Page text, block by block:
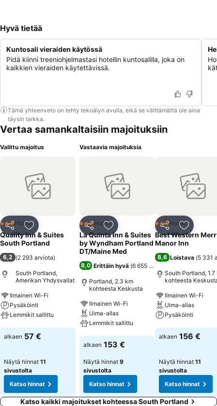
Hyvä tietää
Kuntosali vieraiden käytössä
Pidä kiinni treeniohjelmastasi hotellin kuntosalilla, joka on
kaikkien vieraiden käytettävissä.
Tämä yhteenveto on tehty tekoälyn avulla, eikä se välttämättä ole aina
täysin tarkka.
Vertaa samankaltaisiin majoituksiin
Valittu majoitus
Jaa Lisää suosikkeihin
3 Tähtiluokitus
Hotelli
Quality Inn & Suites
South Portland
6,2 (2 293 arviota)
South Portland,
Amerikan Yhdysvallat
Ilmainen Wi-Fi
Pysäköinti
Lemmikit sallittu
Katso hinnat
alkaen 57 €
Näytä hinnat 11
sivustolta
Katso hinnat
Vastaavia majoituksia
Jaa Lisää suosikkeihin
3 Tähtiluokitus
Hotelli
La Quinta Inn & Suites
by Wyndham Portland
DT/Maine Med
8,0 Erittäin hyvä (6 655 arviota
Portland, 2.3 km
kohteesta Keskusta
Ilmainen Wi-Fi
Uima-allas
Lemmikit sallittu
Katso hinnat
alkaen 153 €
Näytä hinnat 9
sivustolta
Katso hinnat
Jaa Lisää
3 Tähtiluokitus
Hotelli
Best Western
Manor Inn
8,6 Loistava (5 331
South Portland, 1.7
kohteesta
Ilmainen Wi-Fi
Uima-allas
Pysäköinti
Katso hinnat
alkaen 156 €
Näytä hinnat 11
sivustolta
Katso hinnat
Katso kaikki majoitukset kohteessa South Portland